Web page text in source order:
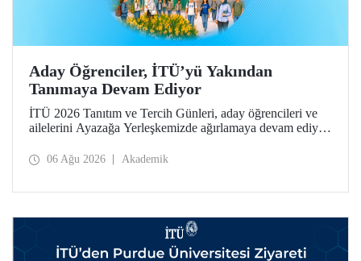
Aday Öğrenciler, İTÜ’yü Yakından
Tanımaya Devam Ediyor
İTÜ 2026 Tanıtım ve Tercih Günleri, aday öğrencileri ve
ailelerini Ayazağa Yerleşkemizde ağırlamaya devam ediyor.
ilgili fakülte ve birimler adaylara bilgi vermeye devam
06 Ağu 2026 Akademik